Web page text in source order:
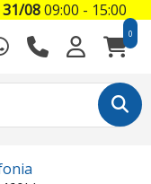
0
31/0809:00 - 15:00